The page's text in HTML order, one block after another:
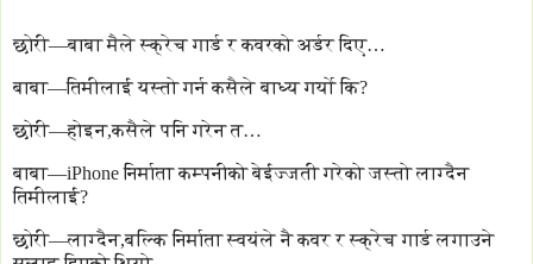
छोरी—बाबा मैले स्क्रेच गार्ड र कवरको अर्डर दिए…
बाबा—तिमीलाई यस्तो गर्न कसैले बाध्य गर्यो कि?
छोरी—होइन,कसैले पनि गरेन त…
बाबा—iPhone निर्माता कम्पनीको बेईज्जती गरेको जस्तो लाग्दैन
तिमीलाई?
छोरी—लाग्दैन,बल्कि निर्माता स्वयंले नै कवर र स्क्रेच गार्ड लगाउने